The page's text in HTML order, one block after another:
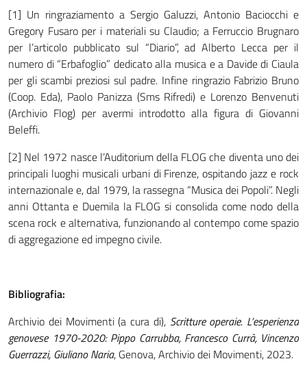
[1] Un ringraziamento a Sergio Galuzzi, Antonio Baciocchi e
Gregory Fusaro per i materiali su Claudio; a Ferruccio Brugnaro
per l’articolo pubblicato sul “Diario”, ad Alberto Lecca per il
numero di “Erbafoglio” dedicato alla musica e a Davide di Ciaula
per gli scambi preziosi sul padre. Infine ringrazio Fabrizio Bruno
(Coop. Eda), Paolo Panizza (Sms Rifredi) e Lorenzo Benvenuti
(Archivio Flog) per avermi introdotto alla figura di Giovanni
Beleffi.
[2] Nel 1972 nasce l’Auditorium della FLOG che diventa uno dei
principali luoghi musicali urbani di Firenze, ospitando jazz e rock
internazionale e, dal 1979, la rassegna “Musica dei Popoli”. Negli
anni Ottanta e Duemila la FLOG si consolida come nodo della
scena rock e alternativa, funzionando al contempo come spazio
di aggregazione ed impegno civile.
Bibliografia:
Archivio dei Movimenti (a cura di), Scritture operaie. L’esperienza
genovese 1970-2020: Pippo Carrubba, Francesco Currà, Vincenzo
Guerrazzi, Giuliano Naria, Genova, Archivio dei Movimenti, 2023.